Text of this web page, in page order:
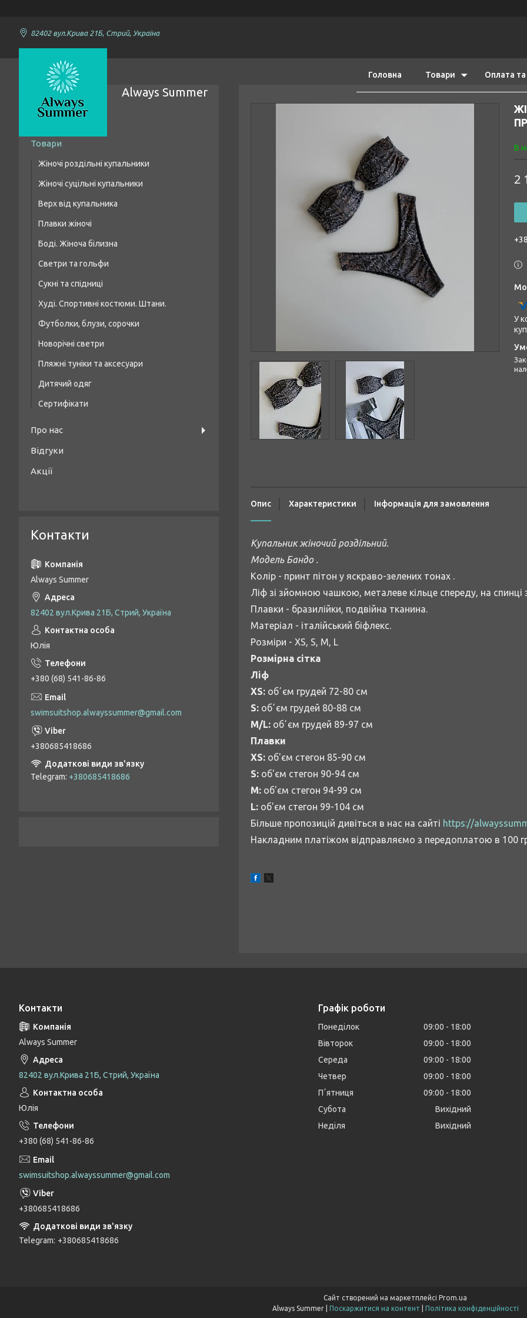
82402 вул.Крива 21Б, Стрий, Україна
Always Summer
Головна Товари Оплата
В
2
У
Законом не передбачено повернення та обмін даного товару
Опис Характеристики Інформація для замовлення
Купальник жіночий роздільний.
Модель Бандо .
Колір - принт пітон у яскраво-зелених тонах .
Ліф зі зйомною чашкою, металеве кільце спереду, на спинці
Плавки - бразилійки, подвійна тканина.
Матеріал - італійський біфлекс.
Розміри - XS, S, M, L
Розмірна сітка
Ліф
XS: обʼєм грудей 72-80 см
S: обʼєм грудей 80-88 см
M/L: обʼєм грудей 89-97 см
Плавки
XS: об'єм стегон 85-90 см
S: об'єм стегон 90-94 см
M: об'єм стегон 94-99 см
L: об'єм стегон 99-104 см
Більше пропозицій дивіться в нас на сайті https://
Накладним платіжом відправляємо з передоплатою в 100
Товари
Жіночі роздільні купальники
Купальники бікіні
Купальники з високою талією
Купальники бандо
Купальники топи/шнурівка
Купальники на кісточці, формована чашка
Жіночі суцільні купальники
Верх від купальника
Плавки жіночі
Боді. Жіноча білизна
Светри та гольфи
Сукні та спідниці
Худі. Спортивні костюми. Штани.
Футболки, блузи, сорочки
Новорічні светри
Пляжні туніки та аксесуари
Дитячий одяг
Сертифікати
Про нас
Відгуки
Акції
Контакти
Always Summer
82402 вул.Крива 21Б, Стрий, Україна
Юлія
+380 (68) 541-86-86
swimsuitshop.alwayssummer@gmail.com
+380685418686
Telegram +380685418686
Контакти
Always Summer
82402 вул.Крива 21Б, Стрий, Україна
Юлія
+380 (68) 541-86-86
swimsuitshop.alwayssummer@gmail.com
+380685418686
Telegram +380685418686
Графік роботи
Понеділок 09:00
18:00
Вівторок
09:00
18:00
Середа
09:00
18:00
Четвер
09:00
18:00
Пʼятниця
09:00
18:00
Субота
Вихідний
Неділя
Вихідний
Сайт створений на маркетплейсі Prom.ua
Поскаржитися на контент Політика конфіденційності